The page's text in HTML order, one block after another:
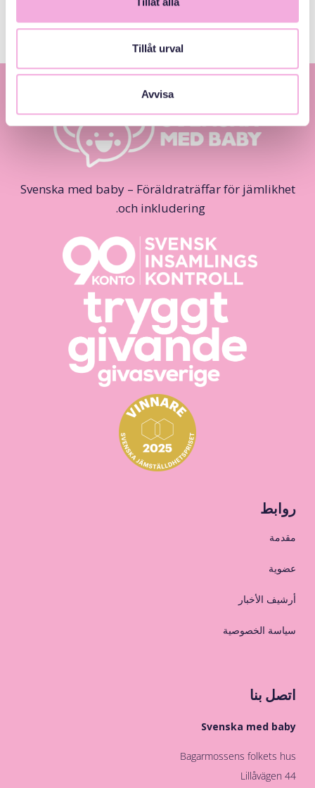
Tillåt urval
Avvisa
Svenska med baby – Föräldraträffar för jämlikhet
och inkludering.
روابط
مقدمة
عضوية
أرشيف الأخبار
سياسة الخصوصية
اتصل بنا
Svenska med baby
Bagarmossens folkets hus
Lillåvägen 44